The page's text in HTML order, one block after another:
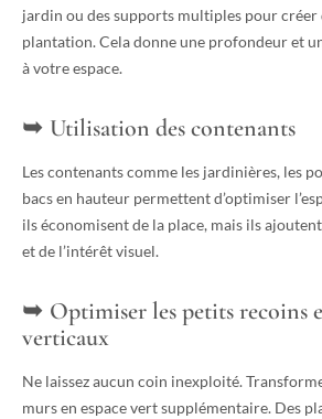
jardin ou des supports multiples pour
plantation. Cela donne une profondeur et
à votre espace.
Utilisation des contenants
Les contenants comme les jardinières, les
bacs en hauteur permettent d’optimiser
ils économisent de la place, mais ils
et de l’intérêt visuel.
Optimiser les petits recoins
verticaux
Ne laissez aucun coin inexploité.
murs en espace vert supplémentaire. Des